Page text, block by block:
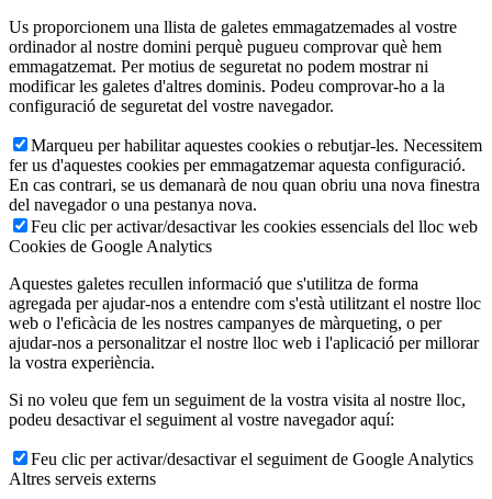
Us proporcionem una llista de galetes emmagatzemades al vostre
ordinador al nostre domini perquè pugueu comprovar què hem
emmagatzemat. Per motius de seguretat no podem mostrar ni
modificar les galetes d'altres dominis. Podeu comprovar-ho a la
configuració de seguretat del vostre navegador.
Marqueu per habilitar aquestes cookies o rebutjar-les. Necessitem
fer us d'aquestes cookies per emmagatzemar aquesta configuració.
En cas contrari, se us demanarà de nou quan obriu una nova finestra
del navegador o una pestanya nova.
Feu clic per activar/desactivar les cookies essencials del lloc web
Cookies de Google Analytics
Aquestes galetes recullen informació que s'utilitza de forma
agregada per ajudar-nos a entendre com s'està utilitzant el nostre lloc
web o l'eficàcia de les nostres campanyes de màrqueting, o per
ajudar-nos a personalitzar el nostre lloc web i l'aplicació per millorar
la vostra experiència.
Si no voleu que fem un seguiment de la vostra visita al nostre lloc,
podeu desactivar el seguiment al vostre navegador aquí:
Feu clic per activar/desactivar el seguiment de Google Analytics
Altres serveis externs